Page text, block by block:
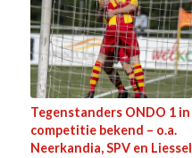
Tegenstanders ONDO 1 in
competitie bekend – o.a.
Neerkandia, SPV en Liessel